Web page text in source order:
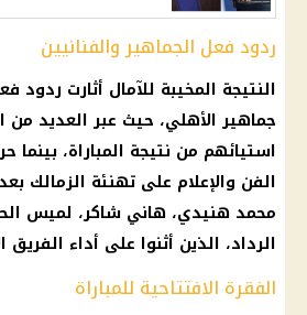
ردود فعل الجماهير والفنانيين
النتيجة المخيبة للآمال أثارت
جماهيرالأهلي، حيث عبر العديد
استيائهم من نتيجة المباراة،
الفن والإعلام على تهنئة الزمالك
محمد هنيدي، هاني شاكر، لميس
الرداد، الذين أثنوا على أداء الفريق
الفقرة الافتتاحية للمباراة